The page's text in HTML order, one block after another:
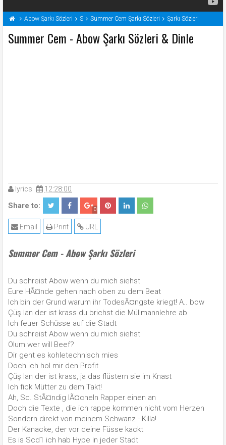
Abow Şarkı Sözleri S Summer Cem Şarkı Sözleri Şarkı Sözleri
Summer Cem - Abow Şarkı Sözleri & Dinle
lyrics 12:28:00
Share to: 0
URL
Print
Email
Summer Cem - Abow Şarkı Sözleri
Du schreist Abow wenn du mich siehst
Eure HÃ¤nde gehen nach oben zu dem Beat
Ich bin der Grund warum ihr TodesÃ¤ngste kriegt! A.. bow
Çüş lan der ist krass du brichst die Müllmannlehre ab
Ich feuer Schüsse auf die Stadt
Du schreist Abow wenn du mich siehst
Olum wer will Beef?
Dir geht es kohletechnisch mies
Doch ich hol mir den Profit
Çüş lan der ist krass, ja das flüstern sie im Knast
Ich fick Mütter zu dem Takt!
Ah, Sc. StÃ¤ndig lÃ¤cheln Rapper einen an
Doch die Texte , die ich rappe kommen nicht vom Herzen
Sondern direkt von meinem Schwanz - Killa!
Der Kanacke, der vor deine Füsse kackt
Es is Scd1 ich hab Hype in jeder Stadt